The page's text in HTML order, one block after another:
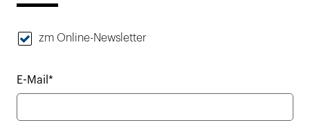
zm Online-Newsletter
E-Mail*